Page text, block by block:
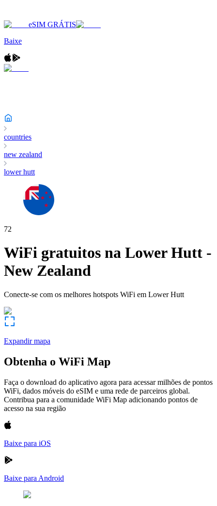
eSIM GRÁTIS
Baixe
countries
new zealand
lower hutt
72
WiFi gratuitos na Lower Hutt -
New Zealand
Conecte-se com os melhores hotspots WiFi em Lower Hutt
Expandir mapa
Obtenha o WiFi Map
Faça o download do aplicativo agora para acessar milhões de pontos
WiFi, dados móveis do eSIM e uma rede de parceiros global.
Contribua para a comunidade WiFi Map adicionando pontos de
acesso na sua região
Baixe para iOS
Baixe para Android